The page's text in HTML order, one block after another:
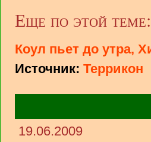
Еще по этой теме:
Коул пьет до утра,
Источник: Террикон
19.06.2009